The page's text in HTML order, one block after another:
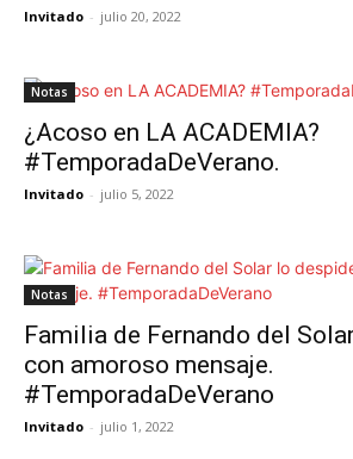
Invitado - julio 20, 2022
Notas
¿Acoso en LA ACADEMIA?
#TemporadaDeVerano.
Invitado - julio 5, 2022
Notas
Familia de Fernando del
con amoroso mensaje.
#TemporadaDeVerano
Invitado - julio 1, 2022